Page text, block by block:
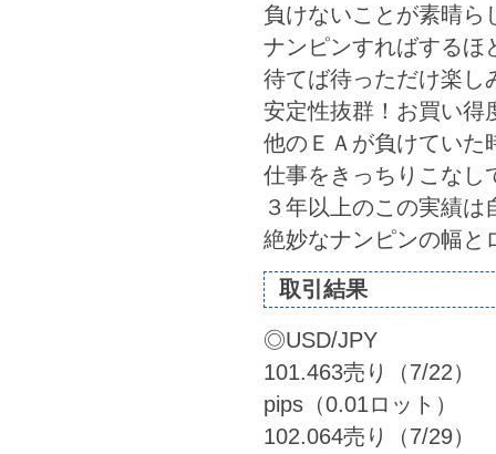
負けないことが素晴ら
ナンピンすればするほ
待てば待っただけ楽し
安定性抜群！お買い得
他のＥＡが負けていた
仕事をきっちりこなし
３年以上のこの実績
絶妙なナンピンの幅と
取引結果
◎USD/JPY
101.463売り（7/22
pips（0.01ロット）
102.064売り（7/29